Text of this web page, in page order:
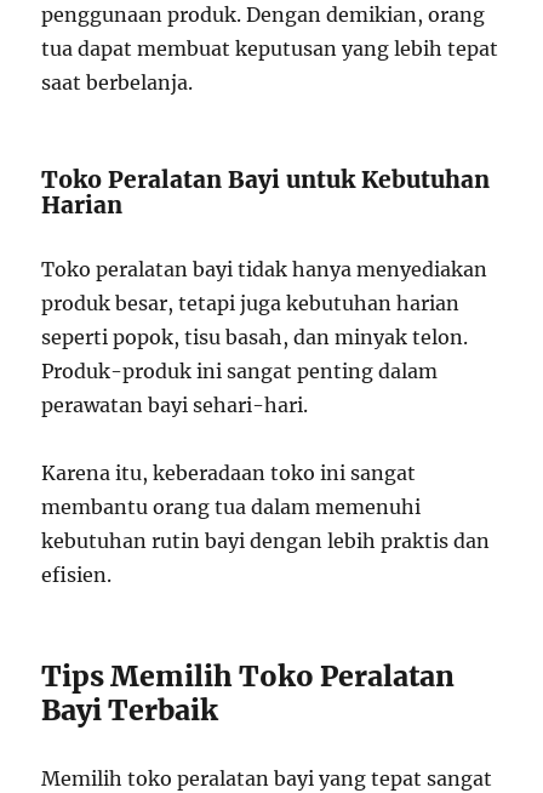
penggunaan produk. Dengan demikian, orang
tua dapat membuat keputusan yang lebih tepat
saat berbelanja.
Toko Peralatan Bayi untuk Kebutuhan
Harian
Toko peralatan bayi tidak hanya menyediakan
produk besar, tetapi juga kebutuhan harian
seperti popok, tisu basah, dan minyak telon.
Produk-produk ini sangat penting dalam
perawatan bayi sehari-hari.
Karena itu, keberadaan toko ini sangat
membantu orang tua dalam memenuhi
kebutuhan rutin bayi dengan lebih praktis dan
efisien.
Tips Memilih Toko Peralatan
Bayi Terbaik
Memilih toko peralatan bayi yang tepat sangat